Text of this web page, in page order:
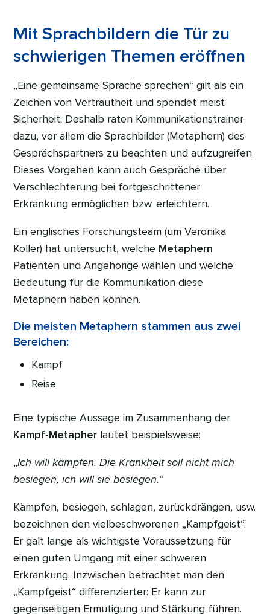
Mit Sprachbildern die Tür zu
schwierigen Themen eröffnen
„Eine gemeinsame Sprache sprechen“ gilt als ein
Zeichen von Vertrautheit und spendet meist
Sicherheit. Deshalb raten Kommunikationstrainer
dazu, vor allem die Sprachbilder (Metaphern) des
Gesprächspartners zu beachten und aufzugreifen.
Dieses Vorgehen kann auch Gespräche über
Verschlechterung bei fortgeschrittener
Erkrankung ermöglichen bzw. erleichtern.
Ein englisches Forschungsteam (um Veronika
Koller) hat untersucht, welche Metaphern
Patienten und Angehörige wählen und welche
Bedeutung für die Kommunikation diese
Metaphern haben können.
Die meisten Metaphern stammen aus zwei
Bereichen:
Kampf
Reise
Eine typische Aussage im Zusammenhang der
Kampf-Metapher lautet beispielsweise:
„Ich will kämpfen. Die Krankheit soll nicht mich
besiegen, ich will sie besiegen.“
Kämpfen, besiegen, schlagen, zurückdrängen, usw.
bezeichnen den vielbeschworenen „Kampfgeist“.
Er galt lange als wichtigste Voraussetzung für
einen guten Umgang mit einer schweren
Erkrankung. Inzwischen betrachtet man den
„Kampfgeist“ differenzierter: Er kann zur
gegenseitigen Ermutigung und Stärkung führen.